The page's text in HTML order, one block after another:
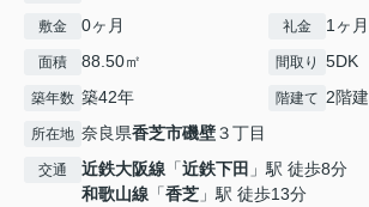
敷金 0ヶ月 礼金 1ヶ月
面積 88.50㎡ 間取り 5DK
築年数 築42年 階建て 2階建
所在地 奈良県香芝市磯壁３丁目
交通 近鉄大阪線 「近鉄下田 」駅 徒歩8分
和歌山線 「香芝 」駅 徒歩13分